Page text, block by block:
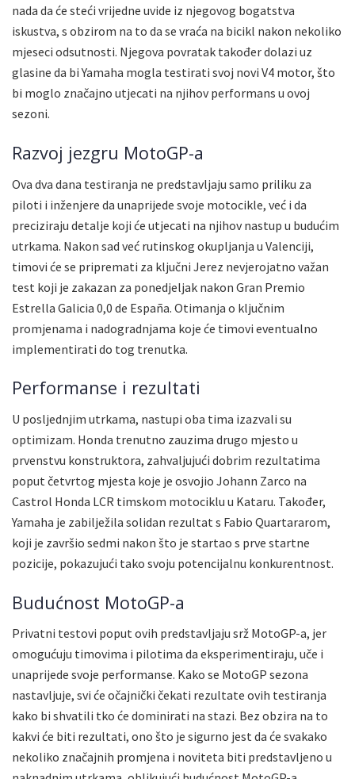
nada da će steći vrijedne uvide iz njegovog bogatstva
iskustva, s obzirom na to da se vraća na bicikl nakon nekoliko
mjeseci odsutnosti. Njegova povratak također dolazi uz
glasine da bi Yamaha mogla testirati svoj novi V4 motor, što
bi moglo značajno utjecati na njihov performans u ovoj
sezoni.
Razvoj jezgru MotoGP-a
Ova dva dana testiranja ne predstavljaju samo priliku za
piloti i inženjere da unaprijede svoje motocikle, već i da
preciziraju detalje koji će utjecati na njihov nastup u budućim
utrkama. Nakon sad već rutinskog okupljanja u Valenciji,
timovi će se pripremati za ključni Jerez nevjerojatno važan
test koji je zakazan za ponedjeljak nakon Gran Premio
Estrella Galicia 0,0 de España. Otimanja o ključnim
promjenama i nadogradnjama koje će timovi eventualno
implementirati do tog trenutka.
Performanse i rezultati
U posljednjim utrkama, nastupi oba tima izazvali su
optimizam. Honda trenutno zauzima drugo mjesto u
prvenstvu konstruktora, zahvaljujući dobrim rezultatima
poput četvrtog mjesta koje je osvojio Johann Zarco na
Castrol Honda LCR timskom motociklu u Kataru. Također,
Yamaha je zabilježila solidan rezultat s Fabio Quartararom,
koji je završio sedmi nakon što je startao s prve startne
pozicije, pokazujući tako svoju potencijalnu konkurentnost.
Budućnost MotoGP-a
Privatni testovi poput ovih predstavljaju srž MotoGP-a, jer
omogućuju timovima i pilotima da eksperimentiraju, uče i
unaprijede svoje performanse. Kako se MotoGP sezona
nastavljuje, svi će očajnički čekati rezultate ovih testiranja
kako bi shvatili tko će dominirati na stazi. Bez obzira na to
kakvi će biti rezultati, ono što je sigurno jest da će svakako
nekoliko značajnih promjena i noviteta biti predstavljeno u